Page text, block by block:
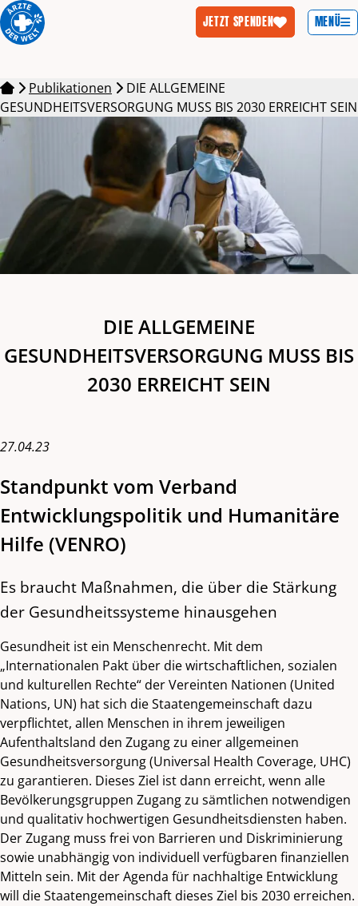
JETZT SPENDEN MENÜ
Publikationen
DIE ALLGEMEINE
GESUNDHEITSVERSORGUNG MUSS BIS 2030 ERREICHT SEIN
DIE ALLGEMEINE
GESUNDHEITSVERSORGUNG MUSS BIS
2030 ERREICHT SEIN
27.04.23
Standpunkt vom Verband
Entwicklungspolitik und Humanitäre
Hilfe (VENRO)
Es braucht Maßnahmen, die über die Stärkung
der Gesundheitssysteme hinausgehen
Gesundheit ist ein Menschenrecht. Mit dem
„Internationalen Pakt über die wirtschaftlichen, sozialen
und kulturellen Rechte“ der Vereinten Nationen (United
Nations, UN) hat sich die Staatengemeinschaft dazu
verpflichtet, allen Menschen in ihrem jeweiligen
Aufenthaltsland den Zugang zu einer allgemeinen
Gesundheitsversorgung (Universal Health Coverage, UHC)
zu garantieren. Dieses Ziel ist dann erreicht, wenn alle
Bevölkerungsgruppen Zugang zu sämtlichen notwendigen
und qualitativ hochwertigen Gesundheitsdiensten haben.
Der Zugang muss frei von Barrieren und Diskriminierung
sowie unabhängig von individuell verfügbaren finanziellen
Mitteln sein. Mit der Agenda für nachhaltige Entwicklung
will die Staatengemeinschaft dieses Ziel bis 2030 erreichen.